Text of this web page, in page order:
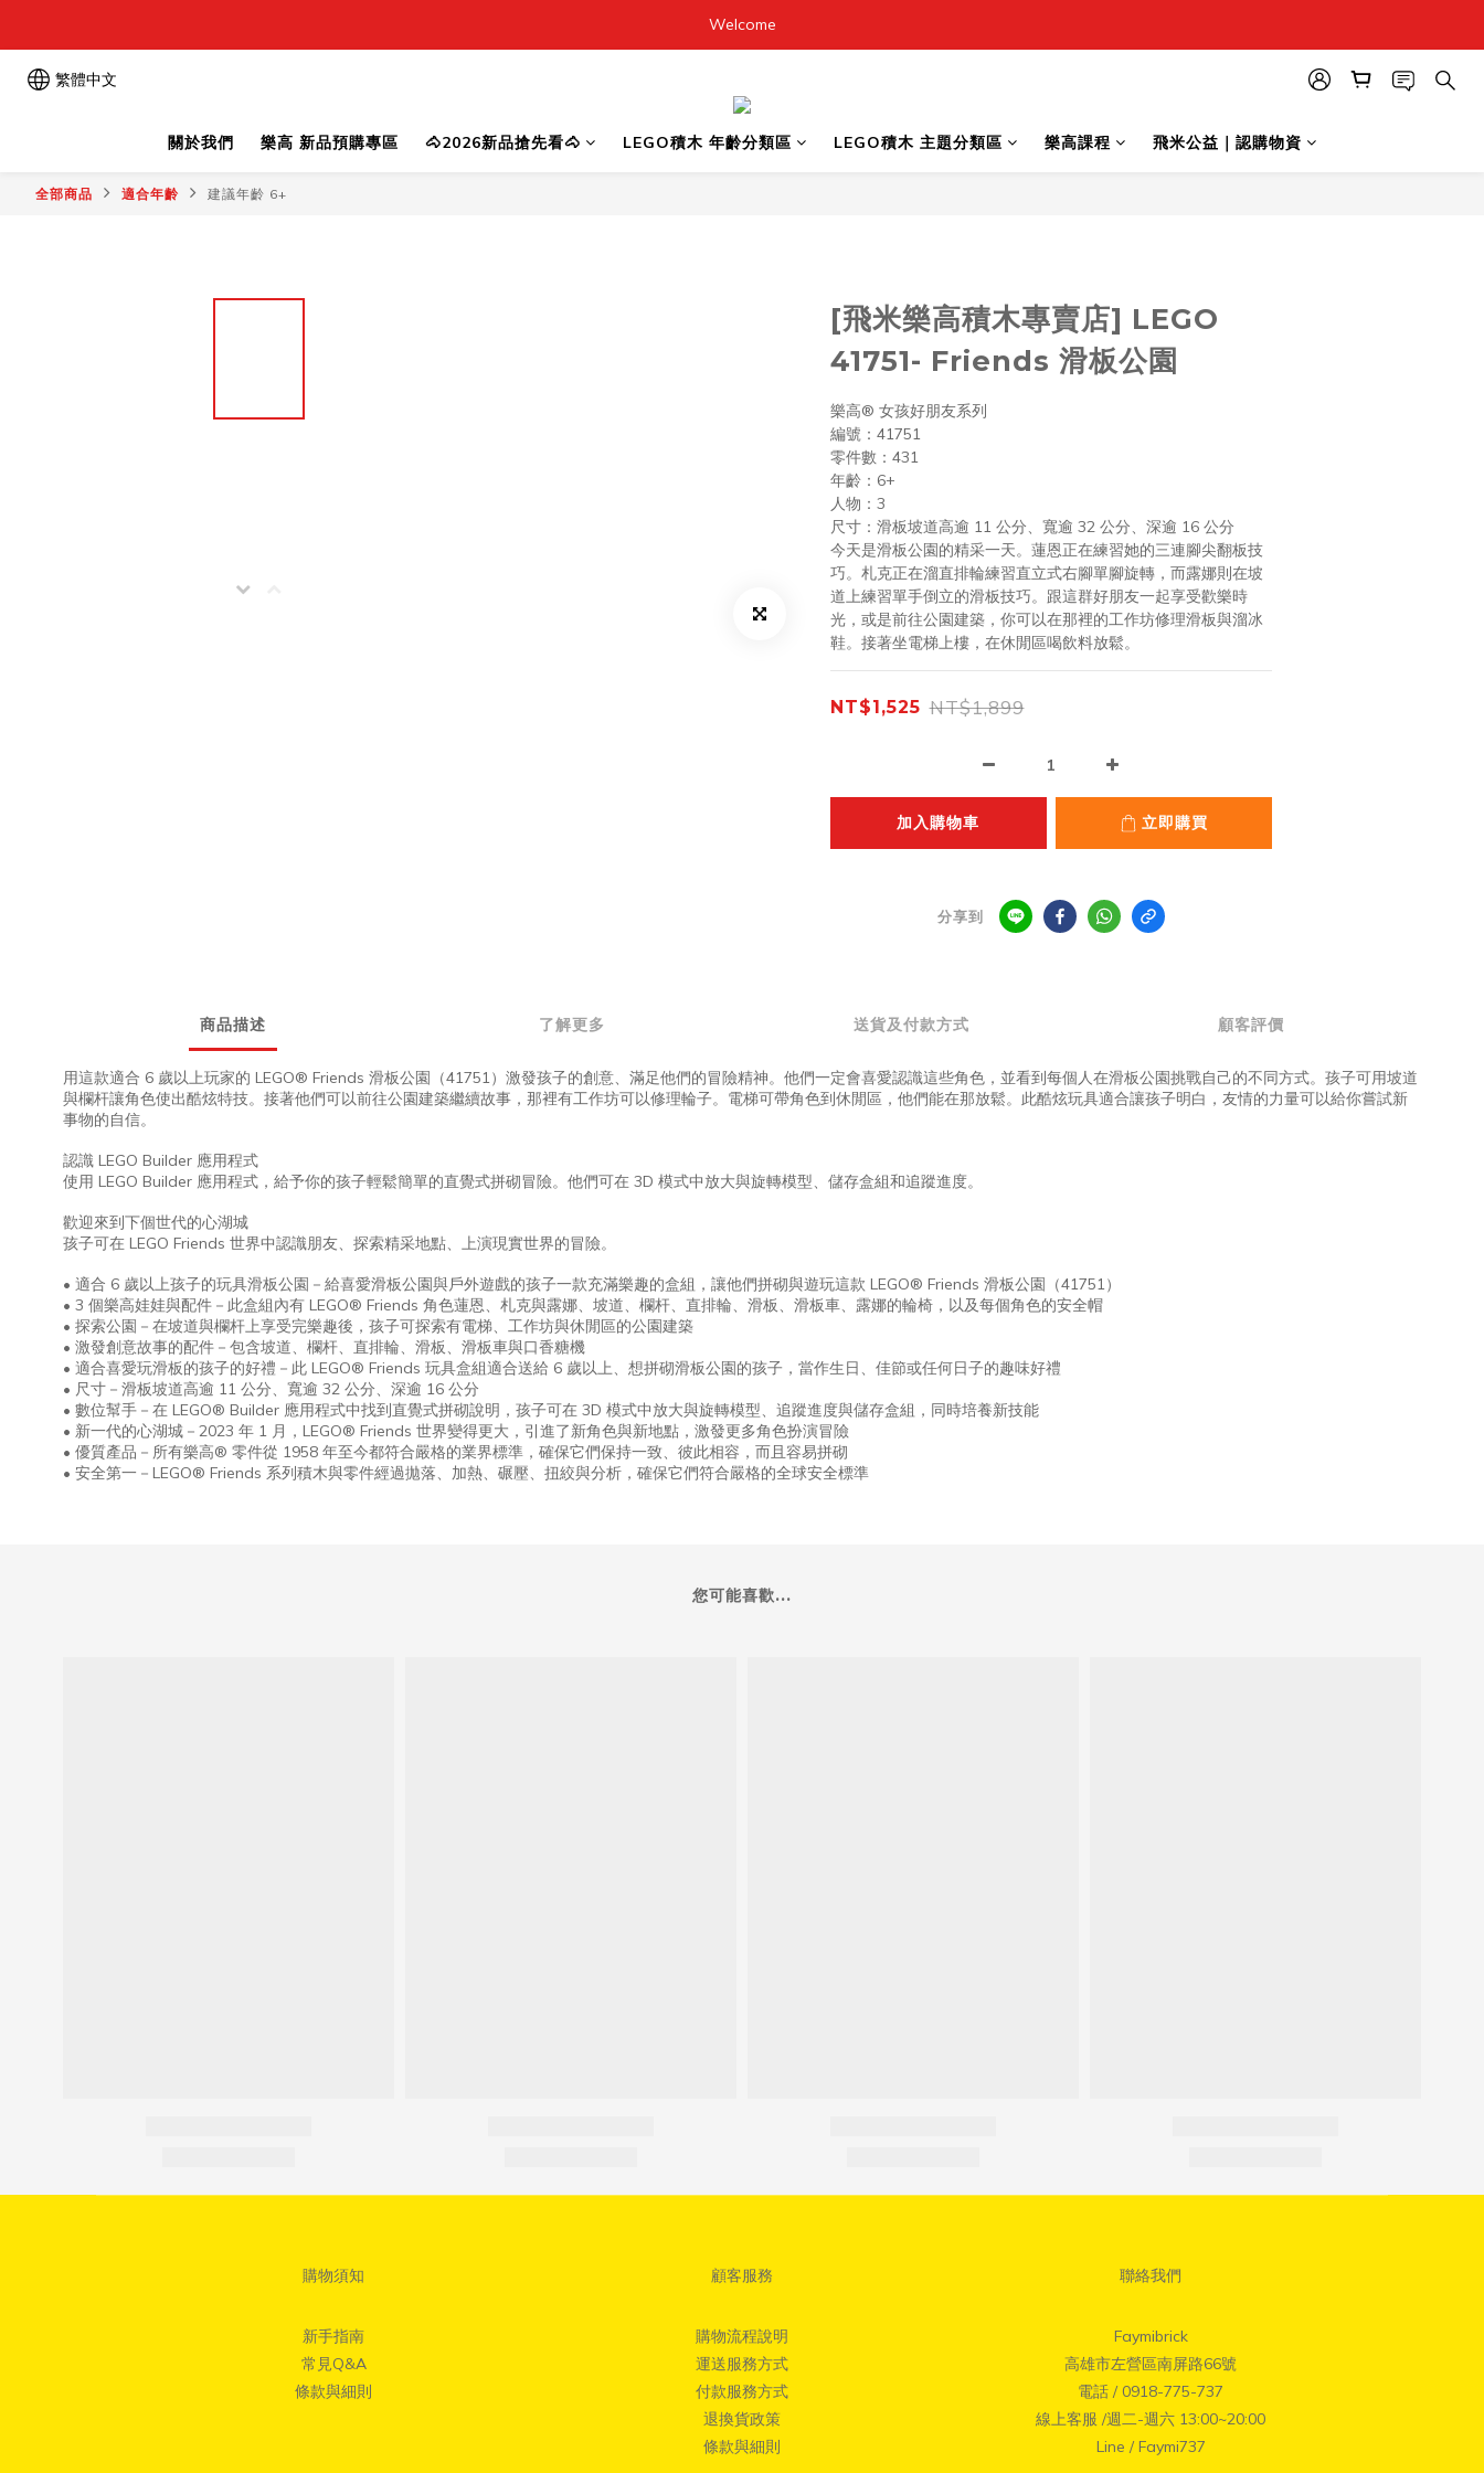
Welcome
繁體中文
關於我們 樂高 新品預購專區 🐴2026新品搶先看🐴 LEGO積木 年齡分類區 LEGO積木 主題分類區 樂高課程 飛米公益｜認購物資
全部商品 適合年齡 建議年齡 6+
[飛米樂高積木專賣店] LEGO
41751- Friends 滑板公園
樂高® 女孩好朋友系列
編號：41751
零件數：431
年齡：6+
人物：3
尺寸：滑板坡道高逾 11 公分、寬逾 32 公分、深逾 16 公分
今天是滑板公園的精采一天。蓮恩正在練習她的三連腳尖翻板技
巧。札克正在溜直排輪練習直立式右腳單腳旋轉，而露娜則在坡
道上練習單手倒立的滑板技巧。跟這群好朋友一起享受歡樂時
光，或是前往公園建築，你可以在那裡的工作坊修理滑板與溜冰
鞋。接著坐電梯上樓，在休閒區喝飲料放鬆。
NT$1,525 NT$1,899
加入購物車 立即購買
分享到
商品描述 了解更多 送貨及付款方式 顧客評價
用這款適合 6 歲以上玩家的 LEGO® Friends 滑板公園（41751）激發孩子的創意、滿足他們的冒險精神。他們一定會喜愛認識這些角色，並看到每個人在滑板公園挑戰自己的不同方式。孩子可用坡道
與欄杆讓角色使出酷炫特技。接著他們可以前往公園建築繼續故事，那裡有工作坊可以修理輪子。電梯可帶角色到休閒區，他們能在那放鬆。此酷炫玩具適合讓孩子明白，友情的力量可以給你嘗試新
事物的自信。
認識 LEGO Builder 應用程式
使用 LEGO Builder 應用程式，給予你的孩子輕鬆簡單的直覺式拼砌冒險。他們可在 3D 模式中放大與旋轉模型、儲存盒組和追蹤進度。
歡迎來到下個世代的心湖城
孩子可在 LEGO Friends 世界中認識朋友、探索精采地點、上演現實世界的冒險。
• 適合 6 歲以上孩子的玩具滑板公園－給喜愛滑板公園與戶外遊戲的孩子一款充滿樂趣的盒組，讓他們拼砌與遊玩這款 LEGO® Friends 滑板公園（41751）
• 3 個樂高娃娃與配件－此盒組內有 LEGO® Friends 角色蓮恩、札克與露娜、坡道、欄杆、直排輪、滑板、滑板車、露娜的輪椅，以及每個角色的安全帽
• 探索公園－在坡道與欄杆上享受完樂趣後，孩子可探索有電梯、工作坊與休閒區的公園建築
• 激發創意故事的配件－包含坡道、欄杆、直排輪、滑板、滑板車與口香糖機
• 適合喜愛玩滑板的孩子的好禮－此 LEGO® Friends 玩具盒組適合送給 6 歲以上、想拼砌滑板公園的孩子，當作生日、佳節或任何日子的趣味好禮
• 尺寸－滑板坡道高逾 11 公分、寬逾 32 公分、深逾 16 公分
• 數位幫手－在 LEGO® Builder 應用程式中找到直覺式拼砌說明，孩子可在 3D 模式中放大與旋轉模型、追蹤進度與儲存盒組，同時培養新技能
• 新一代的心湖城－2023 年 1 月，LEGO® Friends 世界變得更大，引進了新角色與新地點，激發更多角色扮演冒險
• 優質產品－所有樂高® 零件從 1958 年至今都符合嚴格的業界標準，確保它們保持一致、彼此相容，而且容易拼砌
• 安全第一－ LEGO® Friends 系列積木與零件經過拋落、加熱、碾壓、扭絞與分析，確保它們符合嚴格的全球安全標準
您可能喜歡...
購物須知
新手指南
常見Q&A
條款與細則
顧客服務
購物流程說明
運送服務方式
付款服務方式
退換貨政策
條款與細則
聯絡我們
Faymibrick
高雄市左營區南屏路66號
電話 / 0918-775-737
線上客服 /週二-週六 13:00~20:00
Line / Faymi737